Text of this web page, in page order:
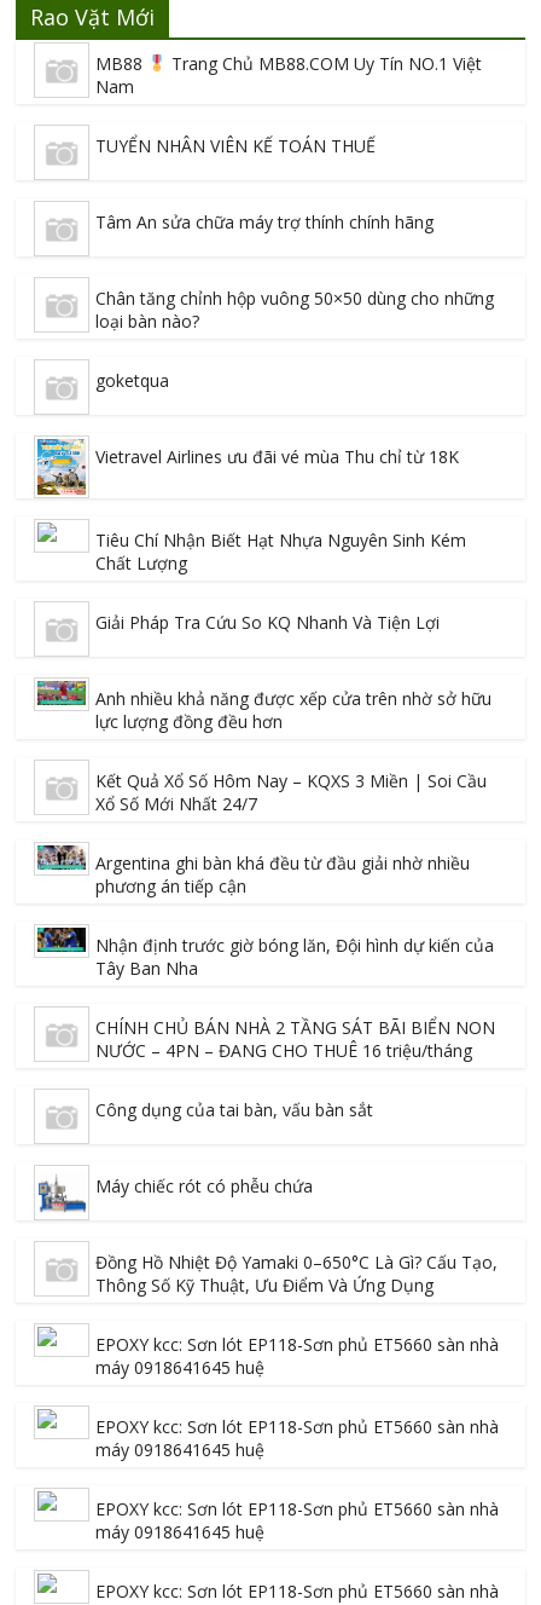
Rao Vặt Mới
MB88
Trang Chủ MB88.COM Uy Tín NO.1 Việt
Nam
TUYỂN NHÂN VIÊN KẾ TOÁN THUẾ
Tâm An sửa chữa máy trợ thính chính hãng
Chân tăng chỉnh hộp vuông 50×50 dùng cho những
loại bàn nào?
goketqua
Vietravel Airlines ưu đãi vé mùa Thu chỉ từ 18K
Tiêu Chí Nhận Biết Hạt Nhựa Nguyên Sinh Kém
Chất Lượng
Giải Pháp Tra Cứu So KQ Nhanh Và Tiện Lợi
Anh nhiều khả năng được xếp cửa trên nhờ sở hữu
lực lượng đồng đều hơn
Kết Quả Xổ Số Hôm Nay – KQXS 3 Miền | Soi Cầu
Xổ Số Mới Nhất 24/7
Argentina ghi bàn khá đều từ đầu giải nhờ nhiều
phương án tiếp cận
Nhận định trước giờ bóng lăn, Đội hình dự kiến của
Tây Ban Nha
CHÍNH CHỦ BÁN NHÀ 2 TẦNG SÁT BÃI BIỂN NON
NƯỚC – 4PN – ĐANG CHO THUÊ 16 triệu/tháng
Công dụng của tai bàn, vấu bàn sắt
Máy chiếc rót có phễu chứa
Đồng Hồ Nhiệt Độ Yamaki 0–650°C Là Gì? Cấu Tạo,
Thông Số Kỹ Thuật, Ưu Điểm Và Ứng Dụng
EPOXY kcc: Sơn lót EP118-Sơn phủ ET5660 sàn nhà
máy 0918641645 huệ
EPOXY kcc: Sơn lót EP118-Sơn phủ ET5660 sàn nhà
máy 0918641645 huệ
EPOXY kcc: Sơn lót EP118-Sơn phủ ET5660 sàn nhà
máy 0918641645 huệ
EPOXY kcc: Sơn lót EP118-Sơn phủ ET5660 sàn nhà